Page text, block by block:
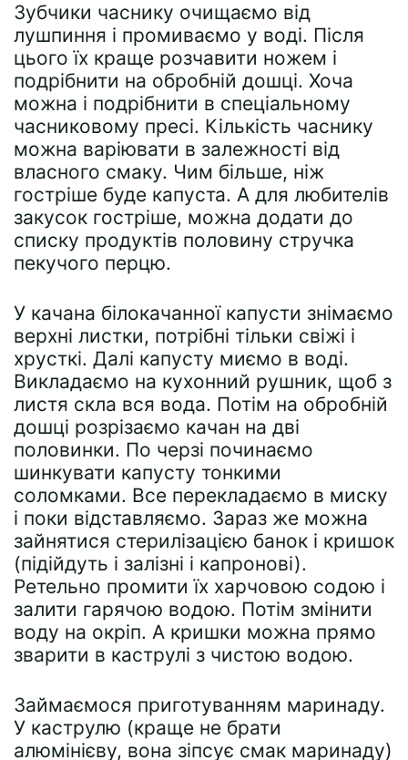
Зубчики часнику очищаємо від
лушпиння і промиваємо у воді. Після
цього їх краще розчавити ножем і
подрібнити на обробній дошці. Хоча
можна і подрібнити в спеціальному
часниковому пресі. Кількість часнику
можна варіювати в залежності від
власного смаку. Чим більше, ніж
гостріше буде капуста. А для любителів
закусок гостріше, можна додати до
списку продуктів половину стручка
пекучого перцю.
У качана білокачанної капусти знімаємо
верхні листки, потрібні тільки свіжі і
хрусткі. Далі капусту миємо в воді.
Викладаємо на кухонний рушник, щоб з
листя скла вся вода. Потім на обробній
дошці розрізаємо качан на дві
половинки. По черзі починаємо
шинкувати капусту тонкими
соломками. Все перекладаємо в миску
і поки відставляємо. Зараз же можна
зайнятися стерилізацією банок і кришок
(підійдуть і залізні і капронові).
Ретельно промити їх харчовою содою і
залити гарячою водою. Потім змінити
воду на окріп. А кришки можна прямо
зварити в каструлі з чистою водою.
Займаємося приготуванням маринаду.
У каструлю (краще не брати
алюмінієву, вона зіпсує смак маринаду)